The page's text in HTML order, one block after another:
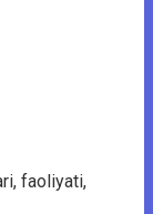
faoliyati,